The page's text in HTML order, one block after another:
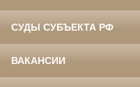
СУДЫ СУБЪЕКТА РФ
ВАКАНСИИ